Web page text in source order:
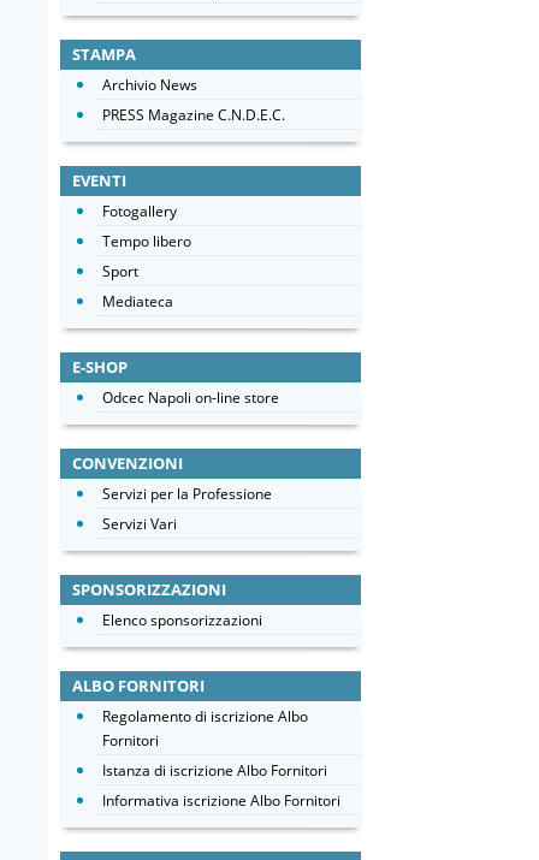
STAMPA
Archivio News
PRESS Magazine C.N.D.E.C.
EVENTI
Fotogallery
Tempo libero
Sport
Mediateca
E-SHOP
Odcec Napoli on-line store
CONVENZIONI
Servizi per la Professione
Servizi Vari
SPONSORIZZAZIONI
Elenco sponsorizzazioni
ALBO FORNITORI
Regolamento di iscrizione Albo
Fornitori
Istanza di iscrizione Albo Fornitori
Informativa iscrizione Albo Fornitori